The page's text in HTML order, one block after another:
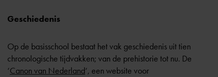
Geschiedenis
Op de basisschool bestaat het vak geschiedenis uit tien
chronologische tijdvakken; van de prehistorie tot nu. De
‘Canon van Nederland‘, een website voor